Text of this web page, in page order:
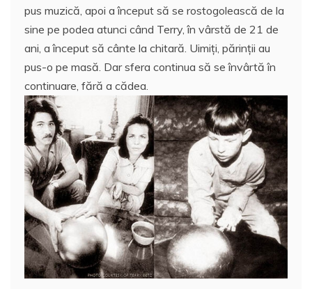
pus muzică, apoi a început să se rostogolească de la
sine pe podea atunci când Terry, în vârstă de 21 de
ani, a început să cânte la chitară. Uimiţi, părinții au
pus-o pe masă. Dar sfera continua să se învârtă în
continuare, fără a cădea.